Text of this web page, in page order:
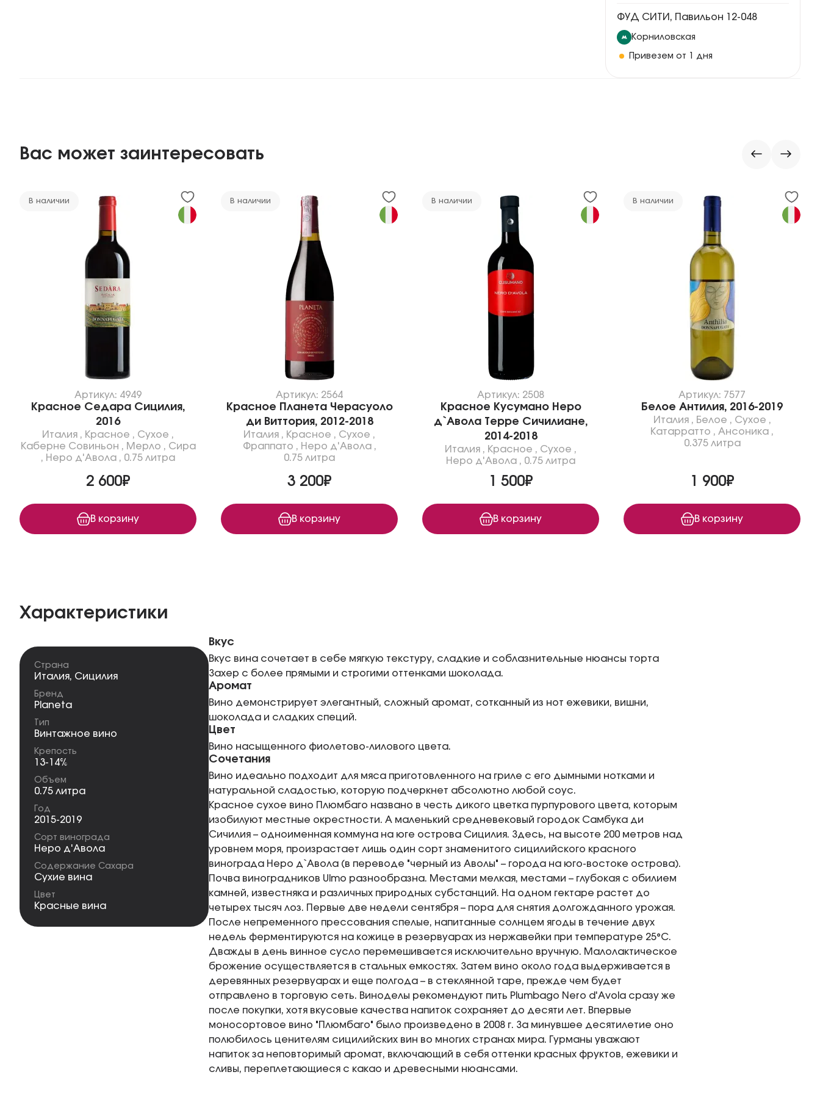
ФУД СИТИ, Павильон 12-048
Корниловская
Привезем от 1 дня
Вас может заинтересовать
В наличии
Артикул: 4949
Красное Седара Сицилия,
2016
Италия , Красное , Сухое ,
Каберне Совиньон , Мерло , Сира
, Неро д'Авола , 0.75 литра
2 600₽
В корзину
В наличии
Артикул: 2564
Красное Планета Черасуоло
ди Виттория, 2012-2018
Италия , Красное , Сухое ,
Фраппато , Неро д'Авола,
0.75 литра
3 200₽
В корзину
В наличии
Артикул: 2508
Красное Кусумано Неро
д`Авола Терре Сичилиане,
2014-2018
Италия , Красное , Сухое ,
Неро д'Авола , 0.75 литра
1 500₽
В корзину
В наличии
Артикул: 7577
Белое Антилия, 2016-2019
Италия, Белое , Сухое ,
Катарратто , Ансоника ,
0.375 литра
1 900₽
В корзину
Характеристики
Страна
Италия, Сицилия
Бренд
Planeta
Тип
Винтажное вино
Крепость
13-14%
Объем
0.75 литра
Год
2015-2019
Сорт винограда
Неро д'Авола
Содержание Сахара
Сухие вина
Цвет
Красные вина
Вкус
Вкус вина сочетает в себе мягкую текстуру, сладкие и соблазнительные нюансы торта
Захер с более прямыми и строгими оттенками шоколада.
Аромат
Вино демонстрирует элегантный, сложный аромат, сотканный из нот ежевики, вишни,
шоколада и сладких специй.
Цвет
Вино насыщенного фиолетово-лилового цвета.
Сочетания
Вино идеально подходит для мяса приготовленного на гриле с его дымными нотками и
натуральной сладостью, которую подчеркнет абсолютно любой соус.
Красное сухое вино Плюмбаго названо в честь дикого цветка пурпурового цвета, которым
изобилуют местные окрестности. А маленький средневековый городок Самбука ди
Сичилия – одноименная коммуна на юге острова Сицилия. Здесь, на высоте 200 метров над
уровнем моря, произрастает лишь один сорт знаменитого сицилийского красного
винограда Неро д`Авола (в переводе "черный из Аволы" – города на юго-востоке острова).
Почва виноградников Ulmo разнообразна. Местами мелкая, местами – глубокая с обилием
камней, известняка и различных природных субстанций. На одном гектаре растет до
четырех тысяч лоз. Первые две недели сентября – пора для снятия долгожданного урожая.
После непременного прессования спелые, напитанные солнцем ягоды в течение двух
недель ферментируются на кожице в резервуарах из нержавейки при температуре 25°С.
Дважды в день винное сусло перемешивается исключительно вручную. Малолактическое
брожение осуществляется в стальных емкостях. Затем вино около года выдерживается в
деревянных резервуарах и еще полгода – в стеклянной таре, прежде чем будет
отправлено в торговую сеть. Виноделы рекомендуют пить Plumbago Nero d'Avola сразу же
после покупки, хотя вкусовые качества напиток сохраняет до десяти лет. Впервые
моносортовое вино "Плюмбаго" было произведено в 2008 г. За минувшее десятилетие оно
полюбилось ценителям сицилийских вин во многих странах мира. Гурманы уважают
напиток за неповторимый аромат, включающий в себя оттенки красных фруктов, ежевики и
сливы, переплетающиеся с какао и древесными нюансами.